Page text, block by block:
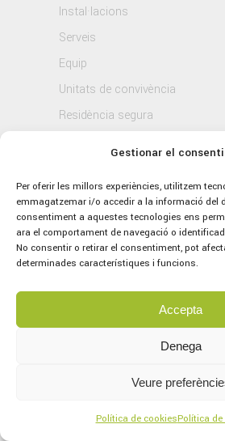
Gestionar el
Per oferir les millors experiències, utilitzem
emmagatzemar i/o accedir a la informació del
consentiment a aquestes tecnologies ens
ara el comportament de navegació o
No consentir o retirar el consentiment, pot
determinades característiques i funcions.
Accepta
Denega
Veure
Política de cookiesPolítica
Instal·lacions
Serveis
Equip
Unitats de convivència
Residència segura
Política de
Concept bymarlon